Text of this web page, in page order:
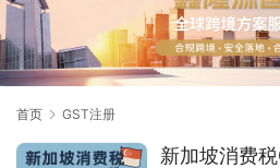
首页 GST注册
新加坡消费